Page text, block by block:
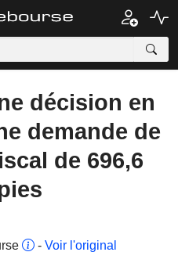
décision en
demande de
de 696,6
- Voir l'original